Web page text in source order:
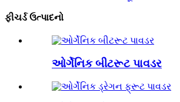
ફીચર્ડ ઉત્પાદનો
ઓર્ગેનિક બીટરૂટ પાવડર